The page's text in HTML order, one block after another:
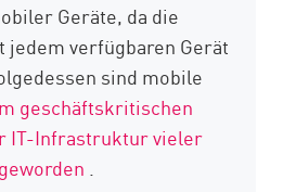
Geräte, da die
verfügbaren Gerät
sind mobile
geschäftskritischen
IT-Infrastruktur vieler
.